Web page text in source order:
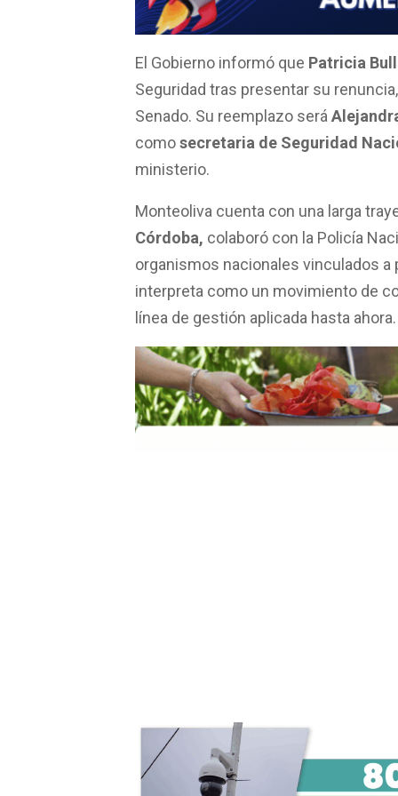
o
o
k
A
p
p
ar
tir
El Gobierno informó que Patricia
Seguridad tras presentar su
Senado. Su reemplazo será
comosecretaria de Seguridad
ministerio.
Monteoliva cuenta con una larga
Córdoba, colaboró con la Policía
organismos nacionales vinculados a
interpreta como un movimiento de
línea de gestión aplicada hasta ahora.